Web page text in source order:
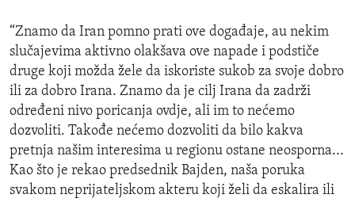
“Znamo da Iran pomno prati ove događaje, au nekim
slučajevima aktivno olakšava ove napade i podstiče
druge koji možda žele da iskoriste sukob za svoje dobro
ili za dobro Irana. Znamo da je cilj Irana da zadrži
određeni nivo poricanja ovdje, ali im to nećemo
dozvoliti. Takođe nećemo dozvoliti da bilo kakva
pretnja našim interesima u regionu ostane neosporna...
Kao što je rekao predsednik Bajden, naša poruka
svakom neprijateljskom akteru koji želi da eskalira ili